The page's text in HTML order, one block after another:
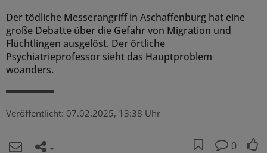
Der tödliche Messerangriff in Aschaffenburg hat eine
große Debatte über die Gefahr von Migration und
Flüchtlingen ausgelöst. Der örtliche
Psychiatrieprofessor sieht das Hauptproblem
woanders.
Veröffentlicht: 07.02.2025, 13:38 Uhr
0